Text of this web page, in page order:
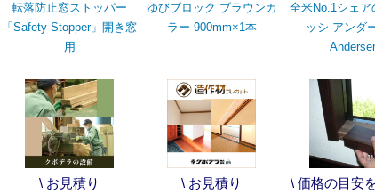
転落防止窓ストッパー
「Safety Stopper」開き窓
用
ゆびブロック ブラウンカ
ラー 900mm×1本
全米No.1シェア
ッシ アンダ
\ お見積り \ お見積り
\ 価格の目安